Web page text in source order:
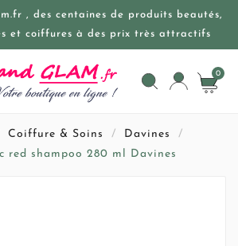
, des centaines de produits beautés,
et coiffures à des prix très attractifs
0
Coiffure & Soins
Davines
red shampoo 280 ml Davines